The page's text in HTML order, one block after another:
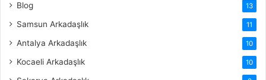
Blog 13
Samsun Arkadaşlık 11
Antalya Arkadaşlık 10
Kocaeli Arkadaşlık 10